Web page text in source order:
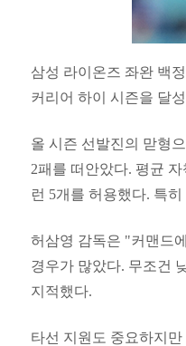
삼성 라이온즈 좌완 백
커리어 하이 시즌을 달
올 시즌 선발진의 맏형
2패를 떠안았다. 평균
런 5개를 허용했다. 특
허삼영 감독은 "커맨드
경우가 많았다. 무조건
지적했다.
타선 지원도 중요하지